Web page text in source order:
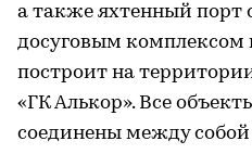
а также яхтенный порт
досуговым
построит на
«ГК Алькор». Все
соединены между